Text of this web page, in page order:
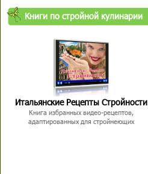
Книги по стройной кулинарии
Итальянские Рецепты Стройности
Книга избранных видео-рецептов,
адаптированных для стройнеющих